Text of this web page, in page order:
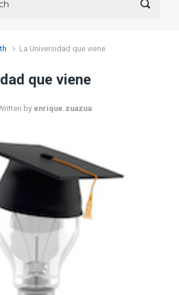
La Universidad que viene
que viene
by enrique.zuazua